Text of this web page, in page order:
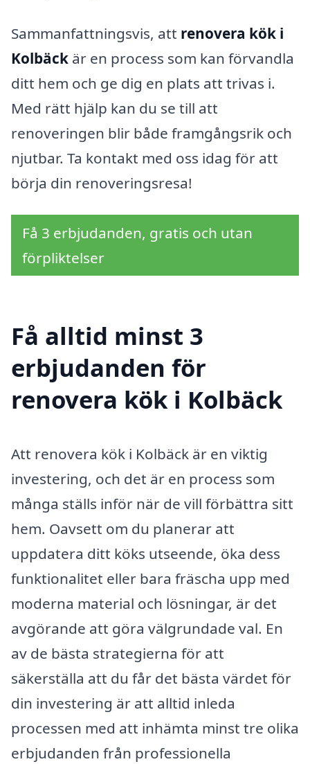
Sammanfattningsvis, att renovera kök i
Kolbäck är en process som kan förvandla
ditt hem och ge dig en plats att trivas i.
Med rätt hjälp kan du se till att
renoveringen blir både framgångsrik och
njutbar. Ta kontakt med oss idag för att
börja din renoveringsresa!
Få 3 erbjudanden, gratis och utan
förpliktelser
Få alltid minst 3
erbjudanden för
renovera kök i Kolbäck
Att renovera kök i Kolbäck är en viktig
investering, och det är en process som
många ställs inför när de vill förbättra sitt
hem. Oavsett om du planerar att
uppdatera ditt köks utseende, öka dess
funktionalitet eller bara fräscha upp med
moderna material och lösningar, är det
avgörande att göra välgrundade val. En
av de bästa strategierna för att
säkerställa att du får det bästa värdet för
din investering är att alltid inleda
processen med att inhämta minst tre olika
erbjudanden från professionella